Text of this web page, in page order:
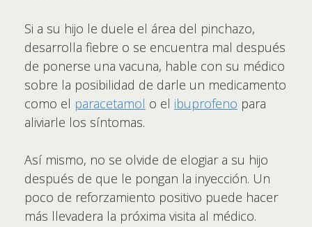
Si a su hijo le duele el área del pinchazo,
desarrolla fiebre o se encuentra mal después
de ponerse una vacuna, hable con su médico
sobre la posibilidad de darle un medicamento
como el paracetamol o el ibuprofeno para
aliviarle los síntomas.
Así mismo, no se olvide de elogiar a su hijo
después de que le pongan la inyección. Un
poco de reforzamiento positivo puede hacer
más llevadera la próxima visita al médico.